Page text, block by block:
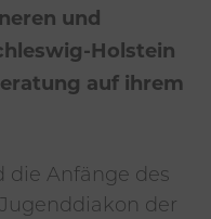
und
Holstein
auf ihrem
die Anfänge des
der